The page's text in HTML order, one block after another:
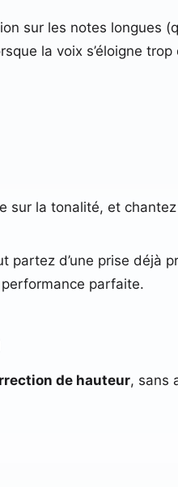
sur les notes longues
la voix s’éloigne
sur la tonalité, et
d’une prise déjà
parfaite.
de hauteur, sans